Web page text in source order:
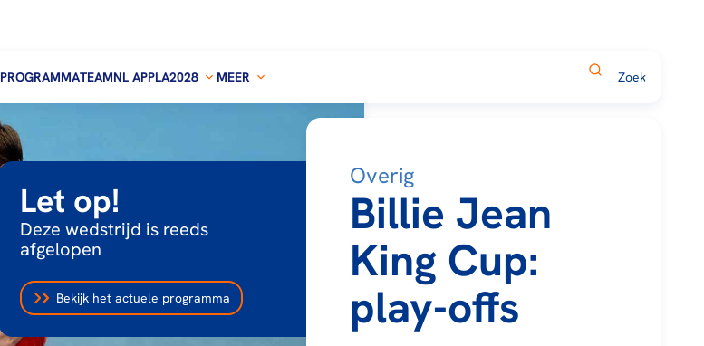
PROGRAMMATEAMNL APPLA2028 MEER
Let op!
Deze wedstrijd is reeds
afgelopen
Bekijk het actuele programma
Overig
Billie Jean
King Cup:
play-offs